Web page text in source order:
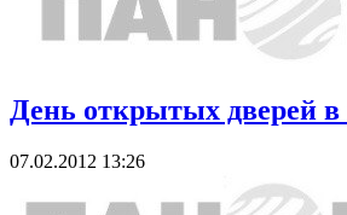
День открытых дверей
07.02.2012 13:26